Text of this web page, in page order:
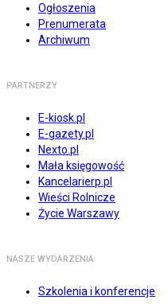
Ogłoszenia
Prenumerata
Archiwum
PARTNERZY
E-kiosk.pl
E-gazety.pl
Nexto.pl
Mała księgowość
Kancelarierp.pl
Wieści Rolnicze
Życie Warszawy
NASZE WYDARZENIA
Szkolenia i konferencje